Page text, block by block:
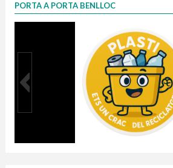
PORTA A PORTA BENLLOC